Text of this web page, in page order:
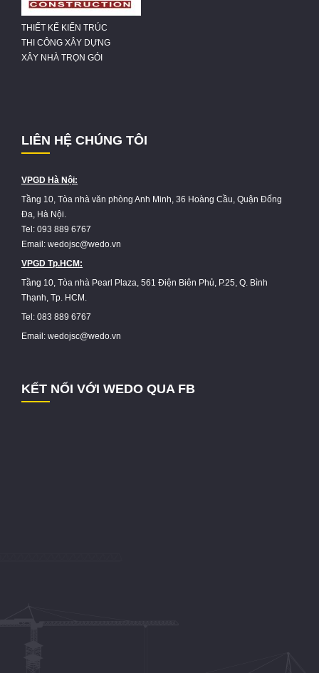
THIẾT KẾ KIẾN TRÚC
THI CÔNG XÂY DỰNG
XÂY NHÀ TRỌN GÓI
LIÊN HỆ CHÚNG TÔI
VPGD Hà Nội:
Tầng 10, Tòa nhà văn phòng Anh Minh, 36 Hoàng Cầu, Quận Đống
Đa, Hà Nội.
Tel: 093 889 6767
Email: wedojsc@wedo.vn
VPGD Tp.HCM:
Tầng 10, Tòa nhà Pearl Plaza, 561 Điện Biên Phủ, P.25, Q. Bình
Thạnh, Tp. HCM.
Tel: 083 889 6767
Email: wedojsc@wedo.vn
KẾT NỐI VỚI WEDO QUA FB